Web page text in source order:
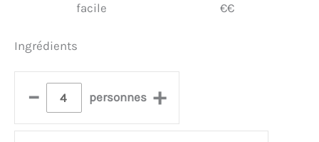
facile €€
Ingrédients
– personnes +